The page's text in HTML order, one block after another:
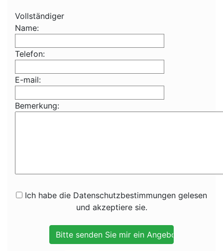
Vollständiger
Name:
Telefon:
E-mail:
Bemerkung:
Ich habe die Datenschutzbestimmungen gelesen
und akzeptiere sie.